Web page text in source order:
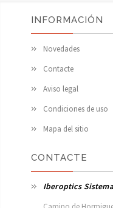
INFORMACIÓN
Novedades
Contacte
Aviso legal
Condiciones de uso
Mapa del sitio
CONTACTE
Iberoptics